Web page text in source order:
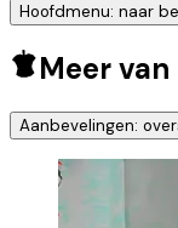
Hoofdmenu: naar
Meer
Aanbevelingen: